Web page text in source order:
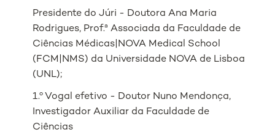
Presidente do Júri - Doutora Ana Maria
Rodrigues, Prof.ª Associada da Faculdade de
Ciências Médicas|NOVA Medical School
(FCM|NMS) da Universidade NOVA de Lisboa
(UNL);
1.º Vogal efetivo - Doutor Nuno Mendonça,
Investigador Auxiliar da Faculdade de
Ciências